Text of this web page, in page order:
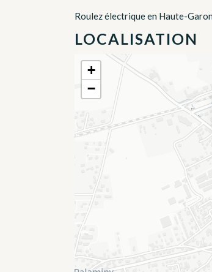
Roulez électrique en Haute-
LOCALISATION
+
−